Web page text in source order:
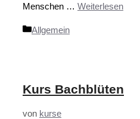
Menschen … Weiterlesen
Kategorien
Allgemein
Kurs Bachblüten
von kurse